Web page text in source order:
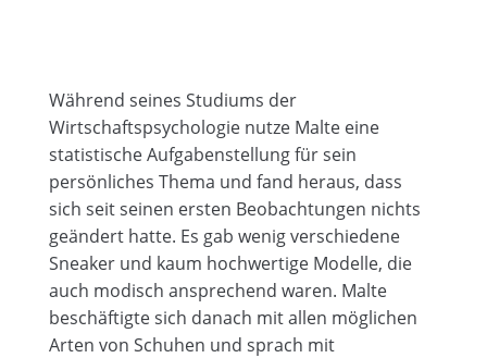
Während seines Studiums der
Wirtschaftspsychologie nutze Malte eine
statistische Aufgabenstellung für sein
persönliches Thema und fand heraus, dass
sich seit seinen ersten Beobachtungen nichts
geändert hatte. Es gab wenig verschiedene
Sneaker und kaum hochwertige Modelle, die
auch modisch ansprechend waren. Malte
beschäftigte sich danach mit allen möglichen
Arten von Schuhen und sprach mit